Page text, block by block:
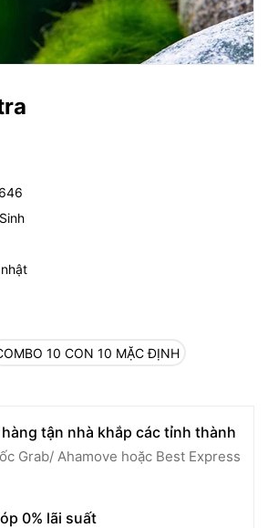
10 CON 10 MẶC ĐỊNH
hàng tận nhà khắp các tỉnh thành
Grab/ Ahamove hoặc Best Express
0% lãi suất